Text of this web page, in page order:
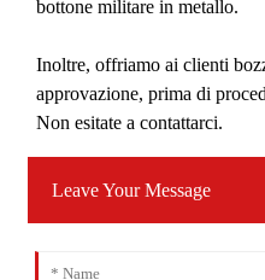
bottone militare in metallo.
Inoltre, offriamo ai clienti
approvazione, prima di
Non esitate a contattarci.
Leave Your Message